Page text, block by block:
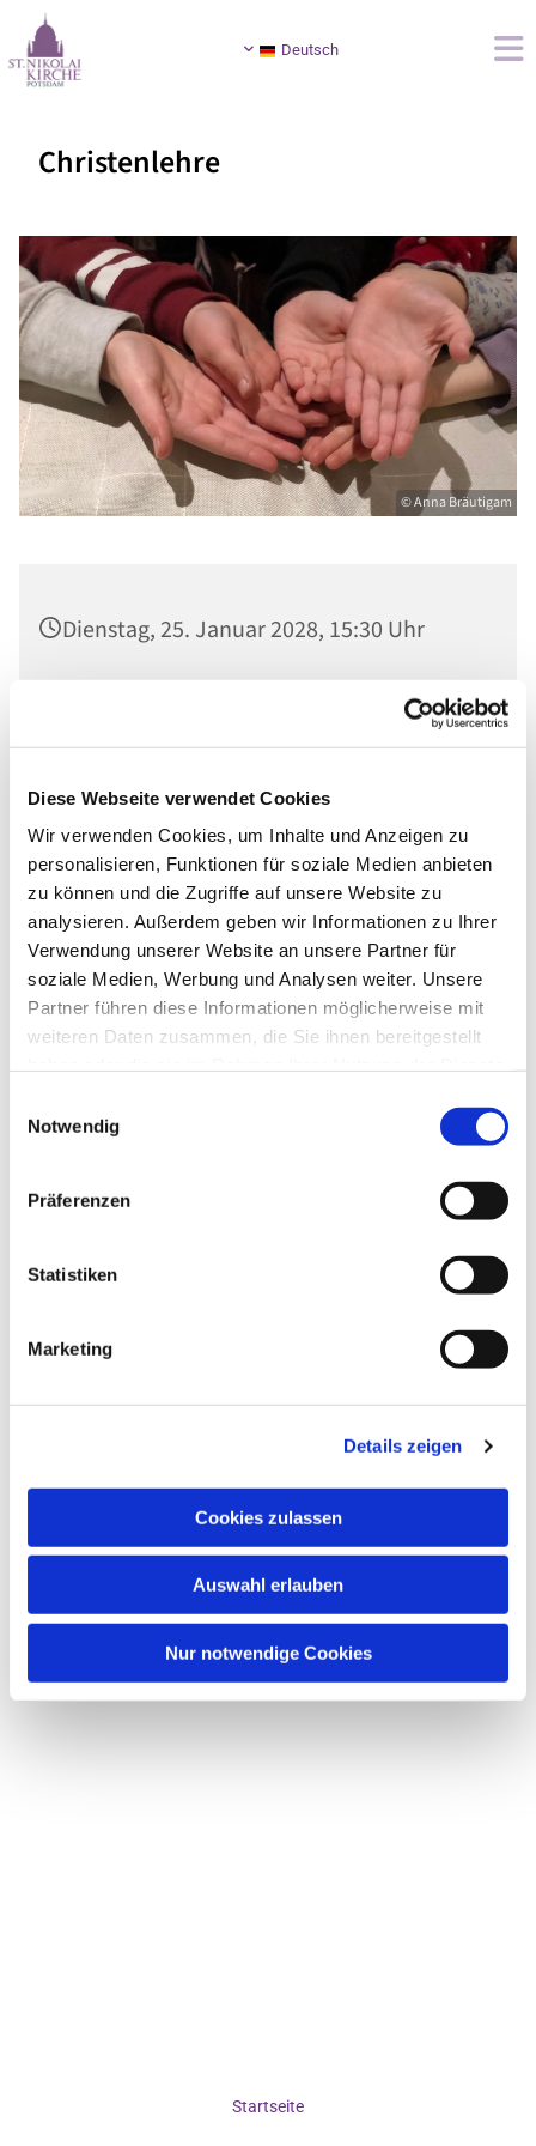
Diese Webseite verwendet Cookies
Wir verwenden Cookies, um Inhalte und Anzeigen zu
personalisieren, Funktionen für soziale Medien anbieten
zu können und die Zugriffe auf unsere Website zu
analysieren. Außerdem geben wir Informationen zu Ihrer
Verwendung unserer Website an unsere Partner für
soziale Medien, Werbung und Analysen weiter. Unsere
Partner führen diese Informationen möglicherweise mit
weiteren Daten zusammen, die Sie ihnen bereitgestellt
Notwendig
Präferenzen
Statistiken
Marketing
Details zeigen
Cookies zulassen
Auswahl erlauben
Nur notwendige Cookies
Deutsch
Christenlehre
© Anna Bräutigam
Dienstag, 25. Januar 2028, 15:30 Uhr
Ev. St. Nikolaikirche, Am Alten Markt,
Anna Bräutigam
Dies könnte Sie auch interessieren
Startseite